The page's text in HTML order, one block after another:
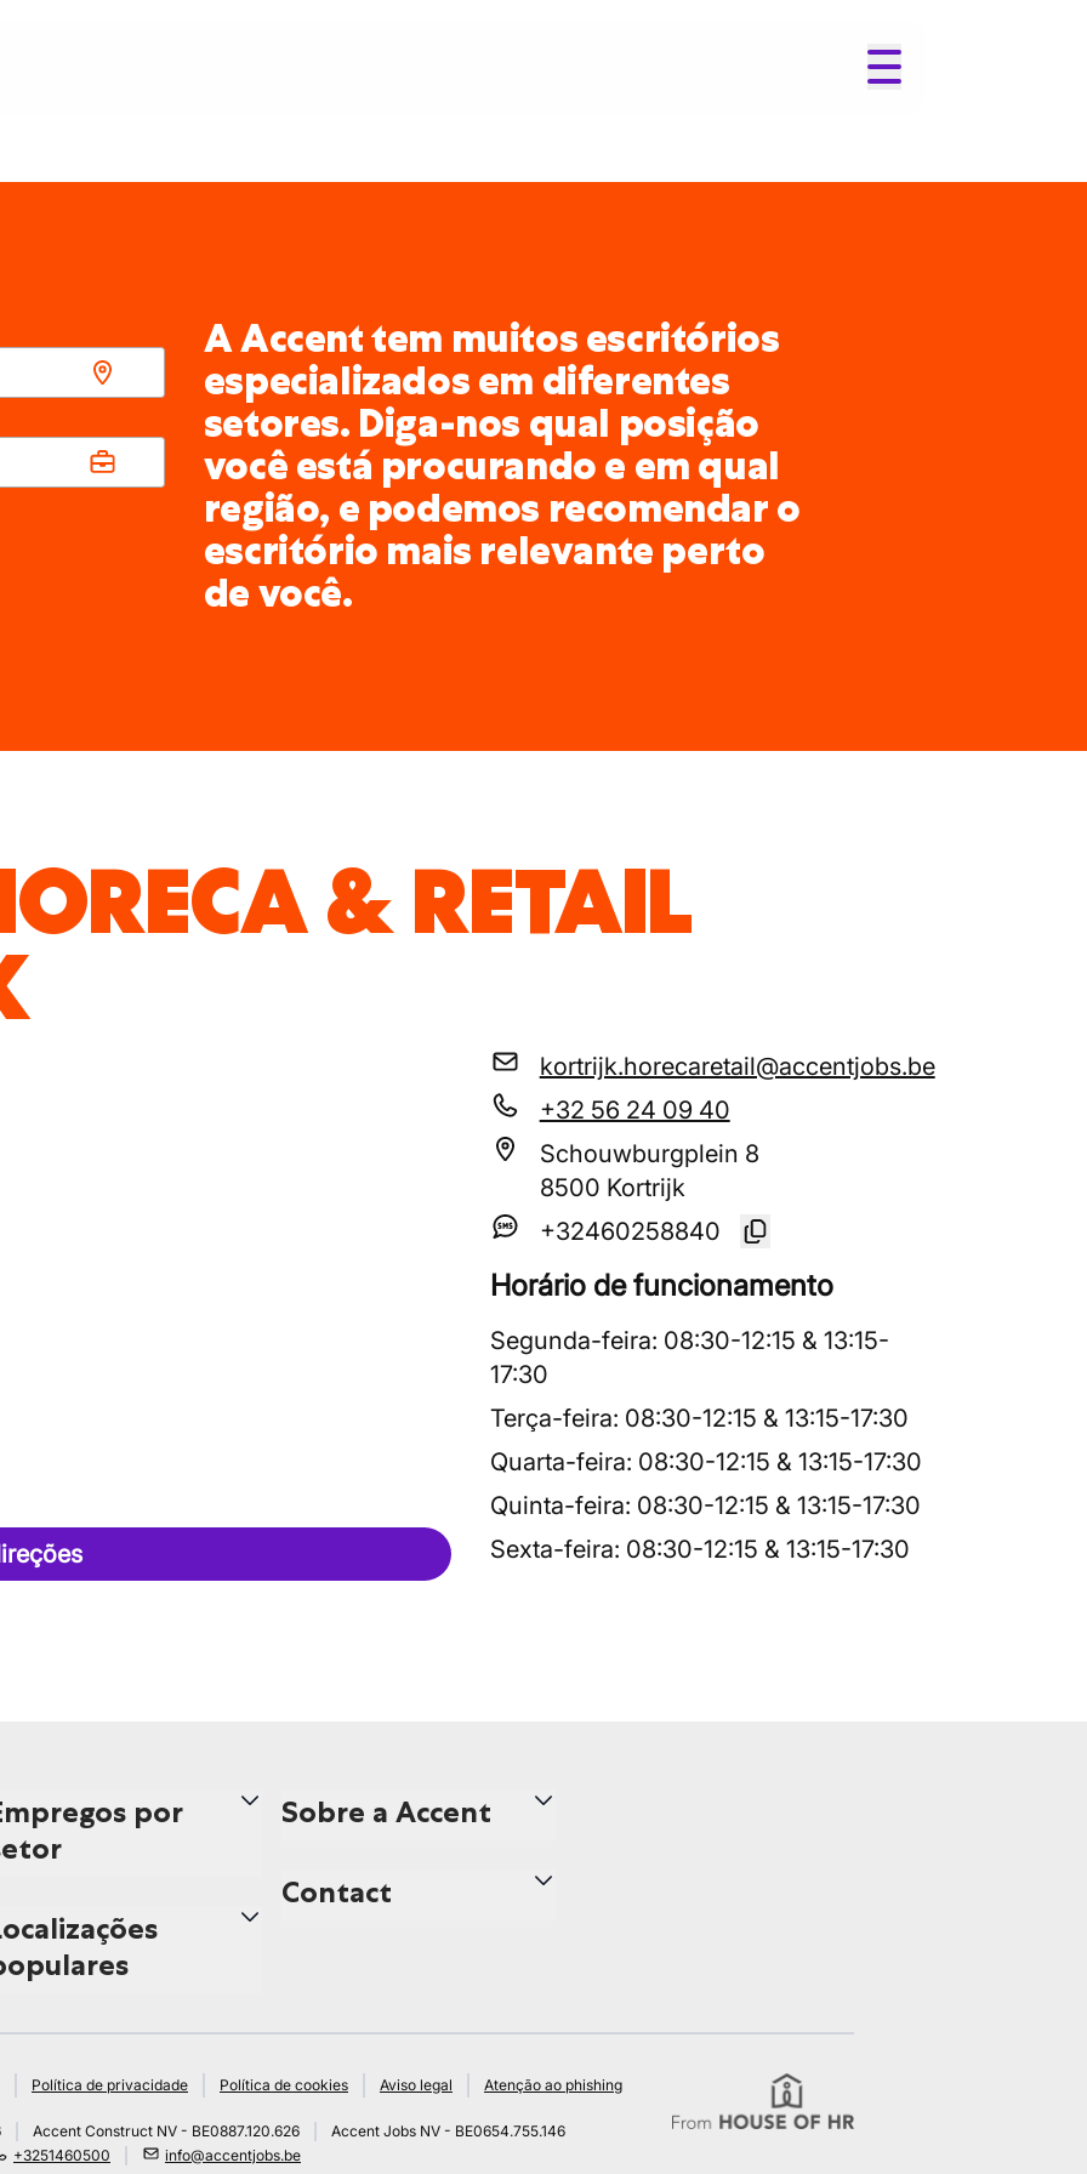
A Accent tem muitos escritórios
especializados em diferentes
setores. Diga-nos qual posição
você está procurando e em qual
região, e podemos recomendar o
escritório mais relevante perto
de você.
& RETAIL
kortrijk.horecaretail@accentjobs.be
+32 56 24 09 40
Schouwburgplein 8
8500 Kortrijk
+32460258840
Horário de funcionamento
Segunda-feira: 08:30-12:15 & 13:15-
17:30
Terça-feira: 08:30-12:15 & 13:15-17:30
Quarta-feira: 08:30-12:15 & 13:15-17:30
Quinta-feira: 08:30-12:15 & 13:15-17:30
Sexta-feira: 08:30-12:15 & 13:15-17:30
por
Sobre a Accent
Contact
Política de privacidade Política de cookies Aviso legal Atenção ao phishing
Accent Construct NV - BE0887.120.626
Accent Jobs NV - BE0654.755.146
+3251460500 info@accentjobs.be